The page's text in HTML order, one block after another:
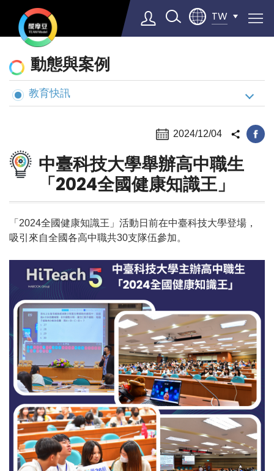
TW
▼
態
與
案
動態與案例
教育快訊
2024/12/04
中臺科技大學舉辦高中職生
「2024全國健康知識王」
「2024全國健康知識王」活動日前在中臺科技大學登場，
吸引來自全國各高中職共30支隊伍參加。